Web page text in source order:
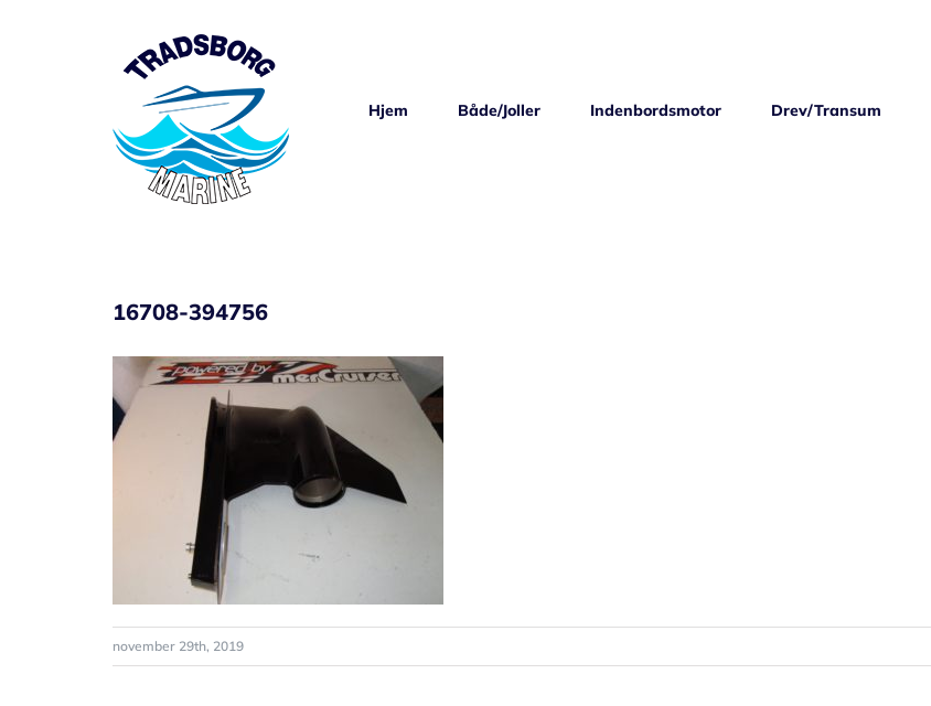
Hjem Både/Joller Indenbordsmotor Drev/Transum
16708-394756
november 29th, 2019